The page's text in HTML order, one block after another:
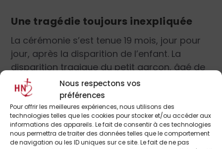
Nous respectons vos
préférences
Pour offrir les meilleures expériences, nous utilisons des
technologies telles que les cookies pour stocker et/ou accéder aux
informations des appareils. Le fait de consentir à ces technologies
nous permettra de traiter des données telles que le comportement
de navigation ou les ID uniques sur ce site. Le fait de ne pas
Une tragédie toujours inexpliquée
La cérémonie s’est tenue 19 mois, jour pour
jour, après la disparition de l’enfant. La
disparition tragique du petit garçon, âgé de
2 ans et demi, reste un mystère. Émile avait
disparu le 8 juillet 2023 au Haut-Vernet, un
hameau des Alpes-de-Haute-Provence,
alors qu’il passait des vacances chez ses
grands-parents maternels. Bien que les